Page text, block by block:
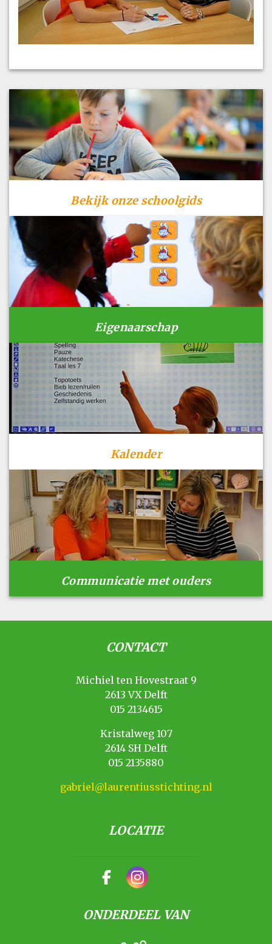
Bekijk onze schoolgids
Eigenaarschap
Kalender
Communicatie met ouders
CONTACT
Michiel ten Hovestraat 9
2613 VX Delft
015 2134615
Kristalweg 107
2614 SH Delft
015 2135880
gabriel@laurentiusstichting.nl
LOCATIE
ONDERDEEL VAN